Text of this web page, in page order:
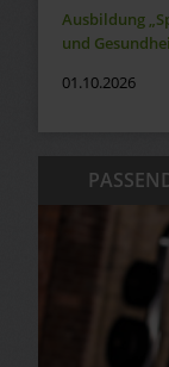
Ausbildung
und
01.10.2026